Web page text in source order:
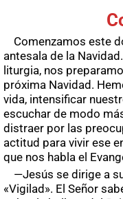
Comenzamos este
antesala de la
liturgia, nos
próxima Navidad.
vida, intensificar
escuchar de modo
distraer por las
actitud para vivir ese
que nos habla el
—Jesús se dirige a
«Vigilad». El Señor